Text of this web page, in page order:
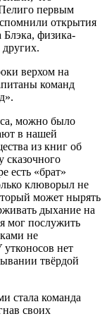
первым
открытия
физика-
верхом на
команд
можно было
в нашей
из книг об
сказочного
есть «брат»
клюворыл не
может нырять
дыхание на
мог послужить
не
нет
твёрдой
стала команда
своих